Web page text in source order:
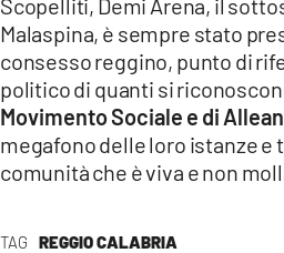
TAG REGGIO CALABRIA
Malaspina, è sempre stato
consesso reggino, punto di
politico di quanti si
Movimento Sociale e di
megafono delle loro istanze e
comunità che è viva e non